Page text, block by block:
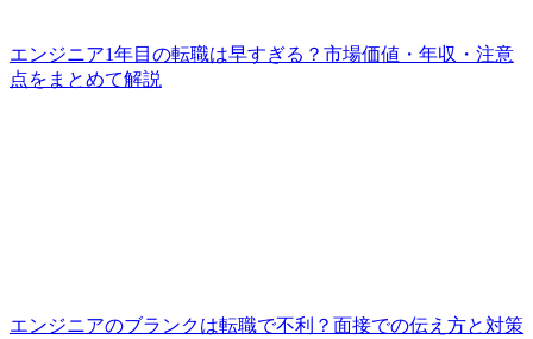
エンジニア1年目の転職は早すぎる？市場価値・年収・注意
点をまとめて解説
エンジニアのブランクは転職で不利？面接での伝え方と対策